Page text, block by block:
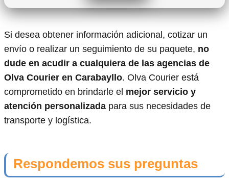
Si desea obtener información adicional, cotizar un
envío o realizar un seguimiento de su paquete, no
dude en acudir a cualquiera de las agencias de
Olva Courier en Carabayllo. Olva Courier está
comprometido en brindarle el mejor servicio y
atención personalizada para sus necesidades de
transporte y logística.
Respondemos sus preguntas